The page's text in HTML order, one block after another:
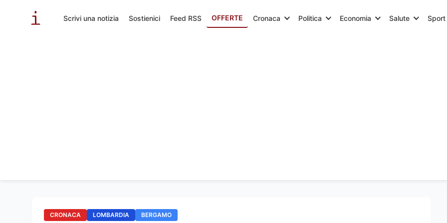
Scrivi una notizia Sostienici Feed RSS OFFERTE Cronaca Politica Economia Salute Sport
CRONACA LOMBARDIA BERGAMO